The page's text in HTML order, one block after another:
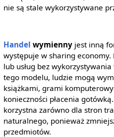
nie są stale wykorzystywane
Handel wymiennyjest inną
występuje w sharing
lub usług bez
tego modelu, ludzie mogą
książkami, grami
konieczności płacenia
korzystna zarówno dla stron
naturalnego, ponieważ
przedmiotów.